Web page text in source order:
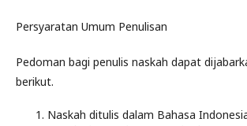
Persyaratan Umum Penulisan
Pedoman bagi penulis naskah dapat
berikut.
Naskah ditulis dalam Bahasa